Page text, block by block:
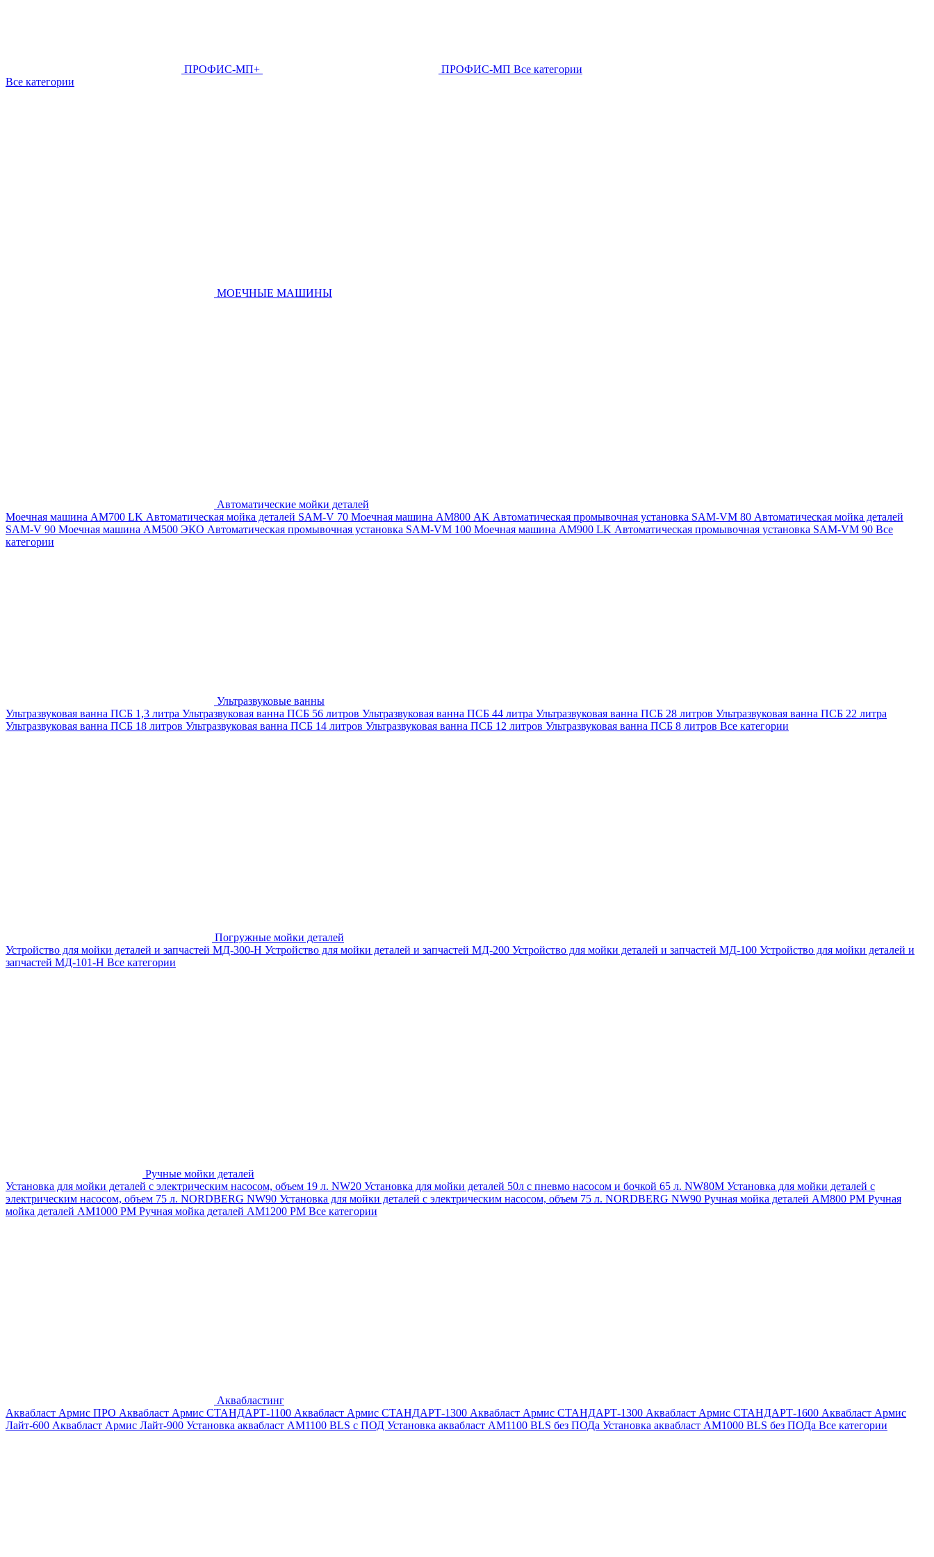
ПРОФИС-МП+ ПРОФИС-МП Все категории
Все категории
МОЕЧНЫЕ МАШИНЫ
Автоматические мойки деталей
Моечная машина AM700 LK Автоматическая мойка деталей SAM-V 70 Моечная машина АМ800 AK Автоматическая промывочная установка SAM-VM 80 Автоматическая мойка деталей
SAM-V 90 Моечная машина АМ500 ЭКО Автоматическая промывочная установка SAM-VM 100 Моечная машина AM900 LK Автоматическая промывочная установка SAM-VM 90 Все
категории
Ультразвуковые ванны
Ультразвуковая ванна ПСБ 1,3 литра Ультразвуковая ванна ПСБ 56 литров Ультразвуковая ванна ПСБ 44 литра Ультразвуковая ванна ПСБ 28 литров Ультразвуковая ванна ПСБ 22 литра
Ультразвуковая ванна ПСБ 18 литров Ультразвуковая ванна ПСБ 14 литров Ультразвуковая ванна ПСБ 12 литров Ультразвуковая ванна ПСБ 8 литров Все категории
Погружные мойки деталей
Устройство для мойки деталей и запчастей МД-300-H Устройство для мойки деталей и запчастей МД-200 Устройство для мойки деталей и запчастей МД-100 Устройство для мойки деталей и
запчастей МД-101-Н Все категории
Ручные мойки деталей
Установка для мойки деталей с электрическим насосом, объем 19 л. NW20 Установка для мойки деталей 50л с пневмо насосом и бочкой 65 л. NW80M Установка для мойки деталей с
электрическим насосом, объем 75 л. NORDBERG NW90 Установка для мойки деталей с электрическим насосом, объем 75 л. NORDBERG NW90 Ручная мойка деталей АМ800 РМ Ручная
мойка деталей АМ1000 РМ Ручная мойка деталей АМ1200 РМ Все категории
Аквабластинг
Аквабласт Армис ПРО Аквабласт Армис СТАНДАРТ-1100 Аквабласт Армис СТАНДАРТ-1300 Аквабласт Армис СТАНДАРТ-1300 Аквабласт Армис СТАНДАРТ-1600 Аквабласт Армис
Лайт-600 Аквабласт Армис Лайт-900 Установка аквабласт AM1100 BLS с ПОД Установка аквабласт AM1100 BLS без ПОДа Установка аквабласт AM1000 BLS без ПОДа Все категории